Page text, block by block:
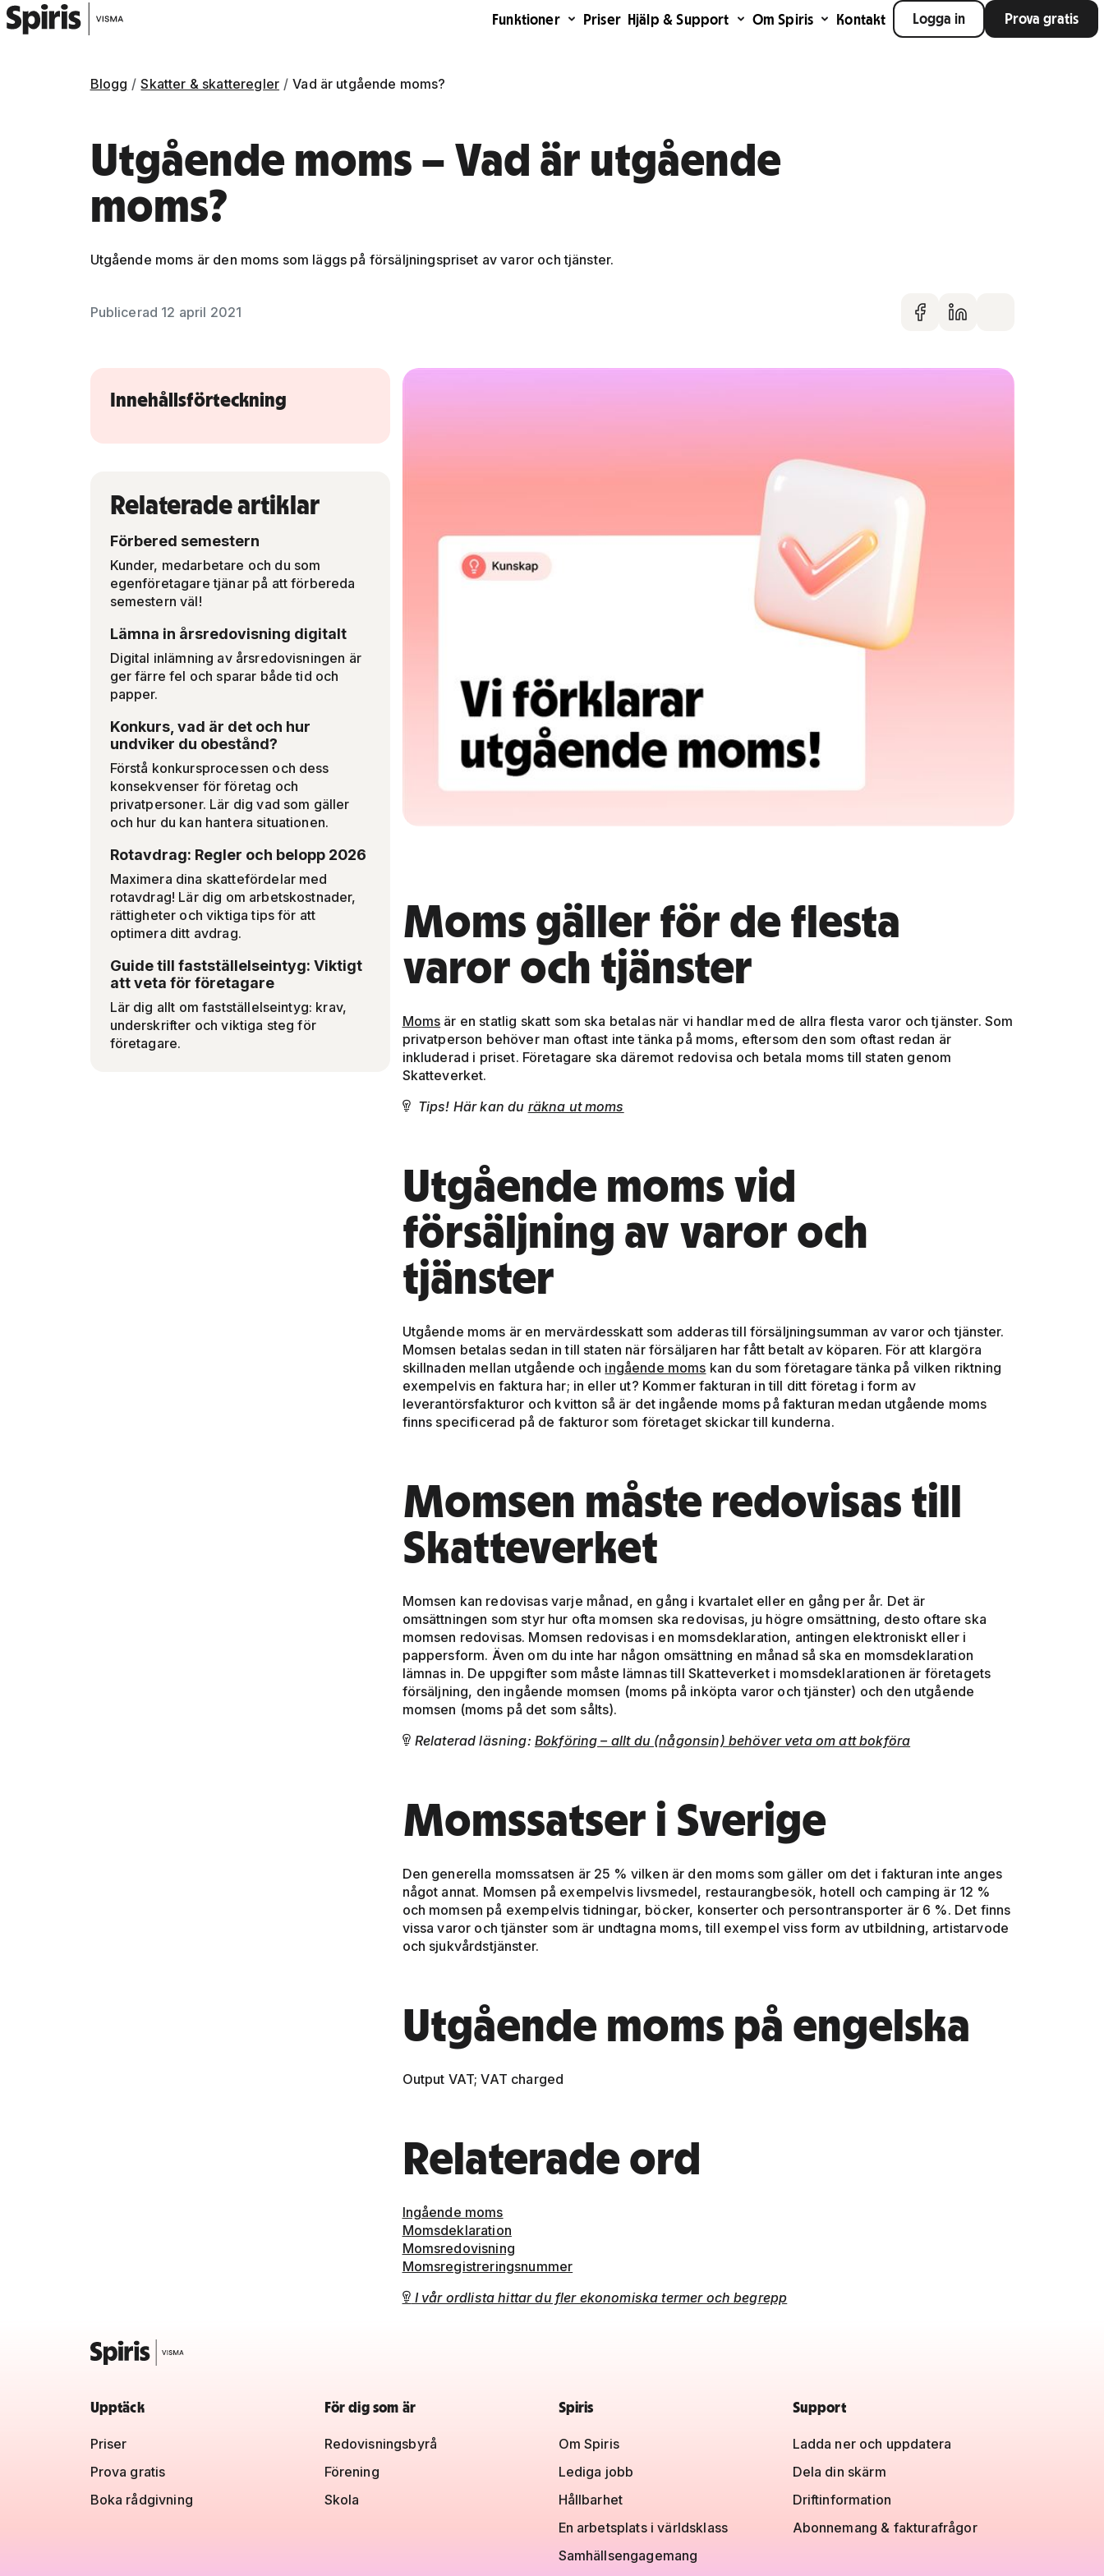
Funktioner Priser Hjälp & Support Om Spiris Kontakt Logga in Prova gratis
Blogg Skatter & skatteregler Vad är utgående moms?
Utgående moms – Vad är utgående
moms?
Utgående moms är den moms som läggs på försäljningspriset av varor och tjänster.
Publicerad 12 april 2021 Dela på
Dela på
Gå vidare till artikelns
Innehållsförteckning
Relaterade artiklar
Förbered semestern
Kunder, medarbetare och du som
egenföretagare tjänar på att förbereda
semestern väl!
Lämna in årsredovisning digitalt
Digital inlämning av årsredovisningen är
ger färre fel och sparar både tid och
papper.
Konkurs, vad är det och hur
undviker du obestånd?
Förstå konkursprocessen och dess
konsekvenser för företag och
privatpersoner. Lär dig vad som gäller
och hur du kan hantera situationen.
Rotavdrag: Regler och belopp 2026
Maximera dina skattefördelar med
rotavdrag! Lär dig om arbetskostnader,
rättigheter och viktiga tips för att
optimera ditt avdrag.
Guide till fastställelseintyg: Viktigt
att veta för företagare
Lär dig allt om fastställelseintyg: krav,
underskrifter och viktiga steg för
företagare.
Moms gäller för de flesta
varor och tjänster
Moms är en statlig skatt som ska betalas när vi handlar med de allra flesta varor och tjänster. Som
privatperson behöver man oftast inte tänka på moms, eftersom den som oftast redan är
inkluderad i priset. Företagare ska däremot redovisa och betala moms till staten genom
Skatteverket.
 Tips! Här kan du räkna ut moms
Utgående moms vid
försäljning av varor och
tjänster
Utgående moms är en mervärdesskatt som adderas till försäljningsumman av varor och tjänster.
Momsen betalas sedan in till staten när försäljaren har fått betalt av köparen. För att klargöra
skillnaden mellan utgående och ingående moms kan du som företagare tänka på vilken riktning
exempelvis en faktura har; in eller ut? Kommer fakturan in till ditt företag i form av
leverantörsfakturor och kvitton så är det ingående moms på fakturan medan utgående moms
finns specificerad på de fakturor som företaget skickar till kunderna.
Momsen måste redovisas till
Skatteverket
Momsen kan redovisas varje månad, en gång i kvartalet eller en gång per år. Det är
omsättningen som styr hur ofta momsen ska redovisas, ju högre omsättning, desto oftare ska
momsen redovisas. Momsen redovisas i en momsdeklaration, antingen elektroniskt eller i
pappersform. Även om du inte har någon omsättning en månad så ska en momsdeklaration
lämnas in. De uppgifter som måste lämnas till Skatteverket i momsdeklarationen är företagets
försäljning, den ingående momsen (moms på inköpta varor och tjänster) och den utgående
momsen (moms på det som sålts).
 Relaterad läsning: Bokföring – allt du (någonsin) behöver veta om att bokföra
Momssatser i Sverige
Den generella momssatsen är 25 % vilken är den moms som gäller om det i fakturan inte anges
något annat. Momsen på exempelvis livsmedel, restaurangbesök, hotell och camping är 12 %
och momsen på exempelvis tidningar, böcker, konserter och persontransporter är 6 %. Det finns
vissa varor och tjänster som är undtagna moms, till exempel viss form av utbildning, artistarvode
och sjukvårdstjänster.
Utgående moms på engelska
Output VAT; VAT charged
Relaterade ord
Ingående moms
Momsdeklaration
Momsredovisning
Momsregistreringsnummer
 I vår ordlista hittar du fler ekonomiska termer och begrepp
Upptäck
Priser
Prova gratis
Boka rådgivning
För dig som är
Redovisningsbyrå
Förening
Skola
Spiris
Om Spiris
Lediga jobb
Hållbarhet
En arbetsplats i världsklass
Samhällsengagemang
Support
Ladda ner och uppdatera
Dela din skärm
Driftinformation
Abonnemang & fakturafrågor